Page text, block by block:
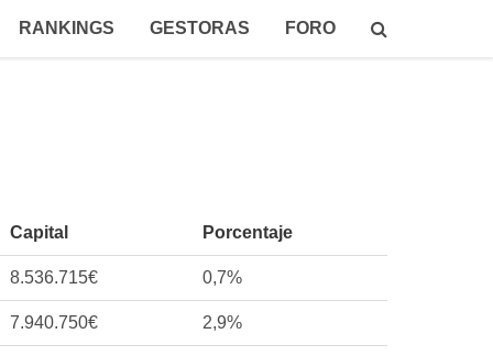
RANKINGS GESTORAS FORO
Capital Porcentaje
8.536.715€ 0,7%
7.940.750€ 2,9%